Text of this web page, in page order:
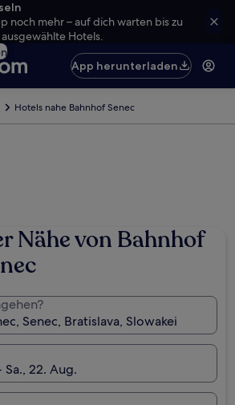
noch mehr – auf dich warten bis zu
Hotels.
App herunterladen
Hotels nahe Bahnhof Senec
Nähe von Bahnhof
Senec, Bratislava, Slowakei
Sa., 22. Aug.